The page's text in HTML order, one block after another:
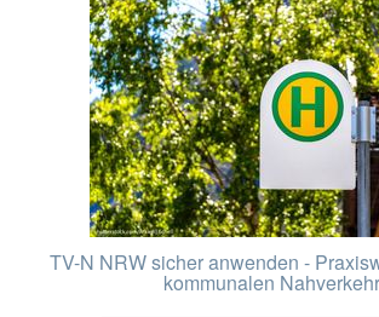
TV-N NRW sicher anwenden -
kommunalen Nahverkehr